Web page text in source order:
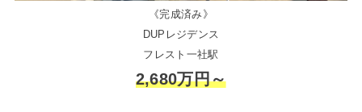
《完成済み》
DUPレジデンス
フレスト一社駅
2,680万円～